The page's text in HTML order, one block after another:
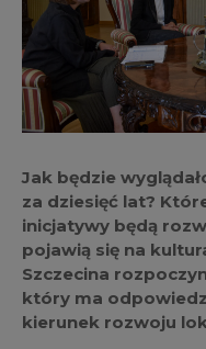
Jak będzie
za dziesięć lat?
inicjatywy będą
pojawią się na
Szczecina
który ma
kierunek rozwoju